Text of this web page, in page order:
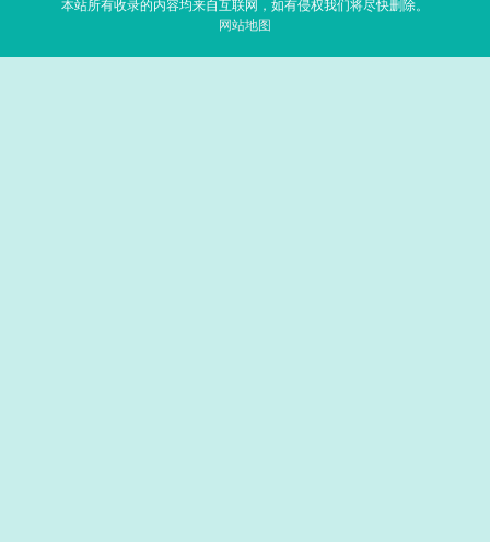
本站所有收录的内容均来自互联网，如有侵权我们将尽快删除。
网站地图